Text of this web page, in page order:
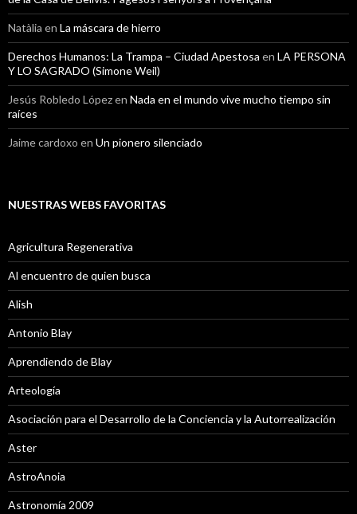
Natàlia en La máscara de hierro
Derechos Humanos: La Trampa – Ciudad Apestosa en LA PERSONA
Y LO SAGRADO (Simone Weil)
Jesús Robledo Lópezen Nada en el mundo vive mucho tiempo sin
raíces
Jaime cardoxo en Un pionero silenciado
NUESTRAS WEBS FAVORITAS
Agricultura Regenerativa
Al encuentro de quien busca
Alish
Antonio Blay
Aprendiendo de Blay
Arteología
Asociación para el Desarrollo de la Conciencia y la Autorrealización
Aster
AstroAnoia
Astronomía 2009